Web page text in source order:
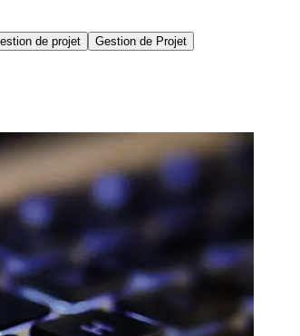
de projet Gestion de Projet